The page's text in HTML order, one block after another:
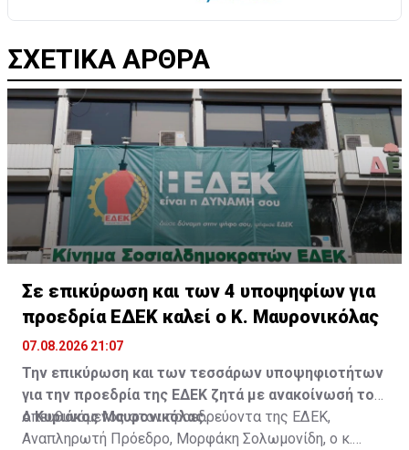
ΣΧΕΤΙΚΑ ΑΡΘΡΑ
Σε επικύρωση και των 4 υποψηφίων για
προεδρία ΕΔΕΚ καλεί ο Κ. Μαυρονικόλας
07.08.2026 21:07
Την επικύρωση και των τεσσάρων υποψηφιοτήτων
για την προεδρία της ΕΔΕΚ ζητά με ανακοίνωσή του
ο Κυριάκος Μαυρονικόλας.
Απευθυνόμενος στον προεδρεύοντα της ΕΔΕΚ,
Αναπληρωτή Πρόεδρο, Μορφάκη Σολωμονίδη, ο κ.